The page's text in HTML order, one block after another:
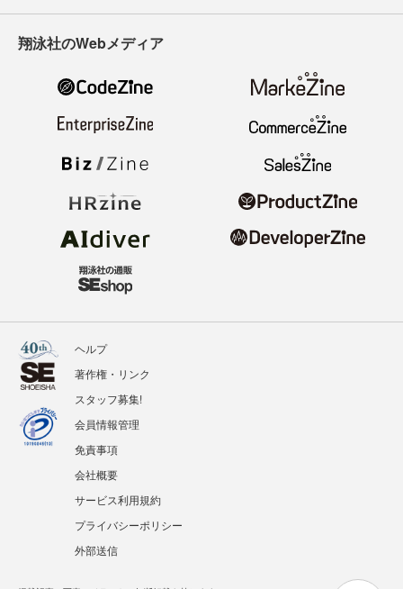
翔泳社のWebメディア
ヘルプ
著作権・リンク
スタッフ募集!
会員情報管理
免責事項
会社概要
サービス利用規約
プライバシーポリシー
外部送信